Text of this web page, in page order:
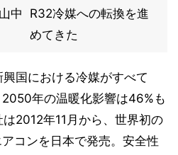
中
R32冷媒への転換を進
めてきた
国における冷媒がすべて
年の温暖化影響は46%も
2012年11月から、世界初の
コンを日本で発売。安全性